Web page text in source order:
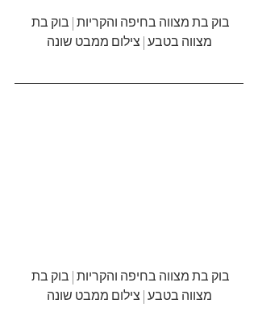
בוק בת מצווה בחיפה והקריות | בוק בת
מצווה בטבע | צילום ממבט שונה
בוק בת מצווה בחיפה והקריות | בוק בת
מצווה בטבע | צילום ממבט שונה